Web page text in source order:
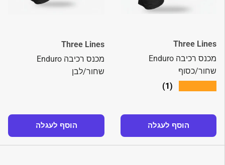
Three Lines
מכנס רכיבה Enduro
שחור/כסוף
(1)
הוסף לעגלה
Three Lines
מכנס רכיבה Enduro
שחור/לבן
הוסף לעגלה